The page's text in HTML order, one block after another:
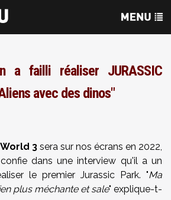
a failli réaliser JURASSIC
avec des dinos"
3 sera sur nos écrans en 2022,
confie dans une interview qu'il a un
le premier Jurassic Park. "Ma
plus méchante et sale" explique-t-